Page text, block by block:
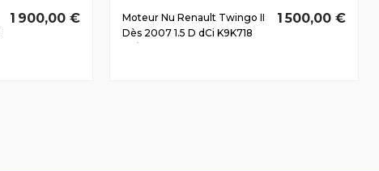
1 900,00 €
Moteur Nu Renault Twingo II
Dès 2007 1.5 D dCi K9K718
1 500,00 €